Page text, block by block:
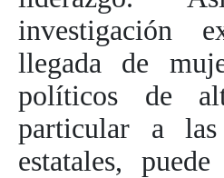
investigación
llegada de
políticos de
particular a las
estatales,